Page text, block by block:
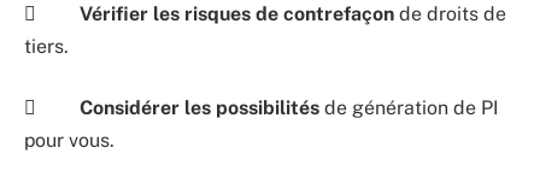
 Vérifier les risques de contrefaçon de droits de
tiers.
 Considérer les possibilités de génération de PI
pour vous.